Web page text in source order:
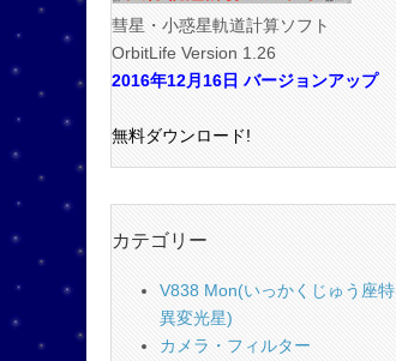
彗星・小惑星軌道計算ソフト
OrbitLife Version 1.26
2016年12月16日 バージョンアップ
無料ダウンロード!
カテゴリー
V838 Mon(いっかくじゅう座特
異変光星)
カメラ・フィルター